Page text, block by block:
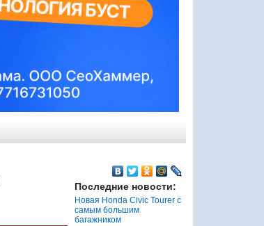
Последние новости:
Новая Honda Civic Tourer с
самым большим
багажником